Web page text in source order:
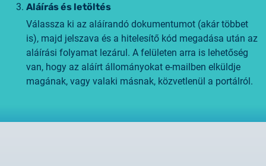
Aláírás és letöltés
Válassza ki az aláírandó dokumentumot (akár többet
is), majd jelszava és a hitelesítő kód megadása után az
aláírási folyamat lezárul. A felületen arra is lehetőség
van, hogy az aláírt állományokat e-mailben elküldje
magának, vagy valaki másnak, közvetlenül a portálról.